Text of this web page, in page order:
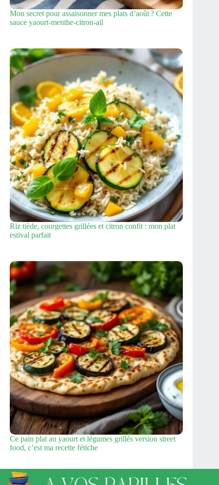
Mon secret pour assaisonner mes plats d’août ? Cette
sauce yaourt‑menthe‑citron‑ail
Riz tiède, courgettes grillées et citron confit : mon plat
estival parfait
Ce pain plat au yaourt et légumes grillés version street
food, c’est ma recette fétiche